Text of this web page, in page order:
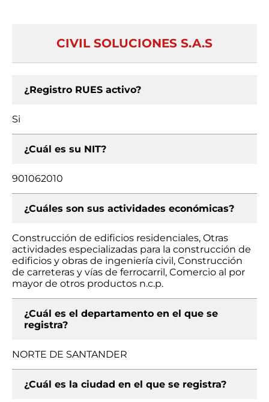
CIVIL SOLUCIONES S.A.S
¿Registro RUES activo?
Si
¿Cuál es su NIT?
901062010
¿Cuáles son sus actividades económicas?
Construcción de edificios residenciales, Otras
actividades especializadas para la construcción de
edificios y obras de ingeniería civil, Construcción
de carreteras y vías de ferrocarril, Comercio al por
mayor de otros productos n.c.p.
¿Cuál es el departamento en el que se
registra?
NORTE DE SANTANDER
¿Cuál es la ciudad en el que se registra?